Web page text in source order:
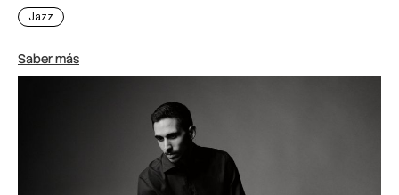
Jazz
Saber más